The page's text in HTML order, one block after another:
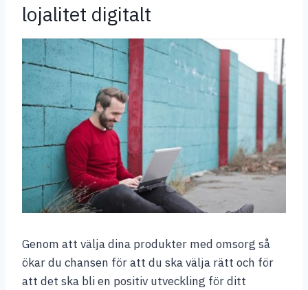
lojalitet digitalt
Genom att välja dina produkter med omsorg så
ökar du chansen för att du ska välja rätt och för
att det ska bli en positiv utveckling för ditt